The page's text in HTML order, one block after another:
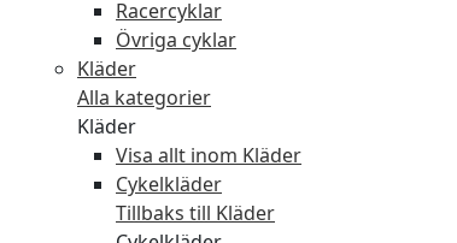
Racercyklar
Övriga cyklar
Kläder
Alla kategorier
Kläder
Visa allt inom Kläder
Cykelkläder
Tillbaks till Kläder